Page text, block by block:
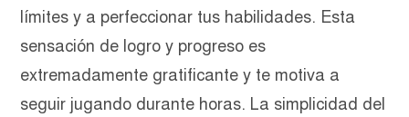
límites y a perfeccionar tus habilidades. Esta
sensación de logro y progreso es
extremadamente gratificante y te motiva a
seguir jugando durante horas. La simplicidad del